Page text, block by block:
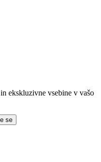
ekskluzivne vsebine v vašo
se